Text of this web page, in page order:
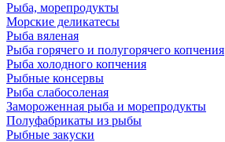
Рыба, морепродукты
Морские деликатесы
Рыба вяленая
Рыба горячего и полугорячего копчения
Рыба холодного копчения
Рыбные консервы
Рыба слабосоленая
Замороженная рыба и морепродукты
Полуфабрикаты из рыбы
Рыбные закуски